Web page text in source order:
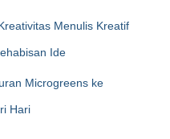
Menulis Kreatif
Ide
Microgreens ke
Hari